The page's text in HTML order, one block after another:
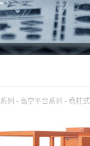
列 - 高空平台系列 - 桅柱